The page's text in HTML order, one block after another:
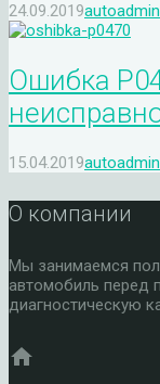
24.09.2019autoadmin
Ошибка
15.04.2019autoadmin
О компании
Мы занимаемся
автомобиль перед
диагностическую
home